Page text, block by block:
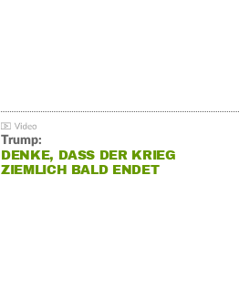
Trump:
DENKE, DASS DER KRIEG
ZIEMLICH BALD ENDET